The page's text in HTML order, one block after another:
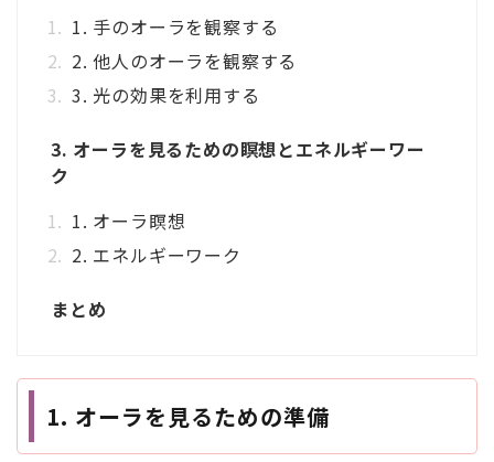
1. 手のオーラを観察する
2. 他人のオーラを観察する
3. 光の効果を利用する
3. オーラを見るための瞑想とエネルギーワー
ク
1. オーラ瞑想
2. エネルギーワーク
まとめ
1. オーラを見るための準備